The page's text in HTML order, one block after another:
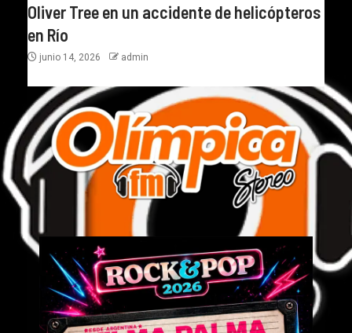
Oliver Tree en un accidente de helicópteros
en Río
junio 14, 2026 admin